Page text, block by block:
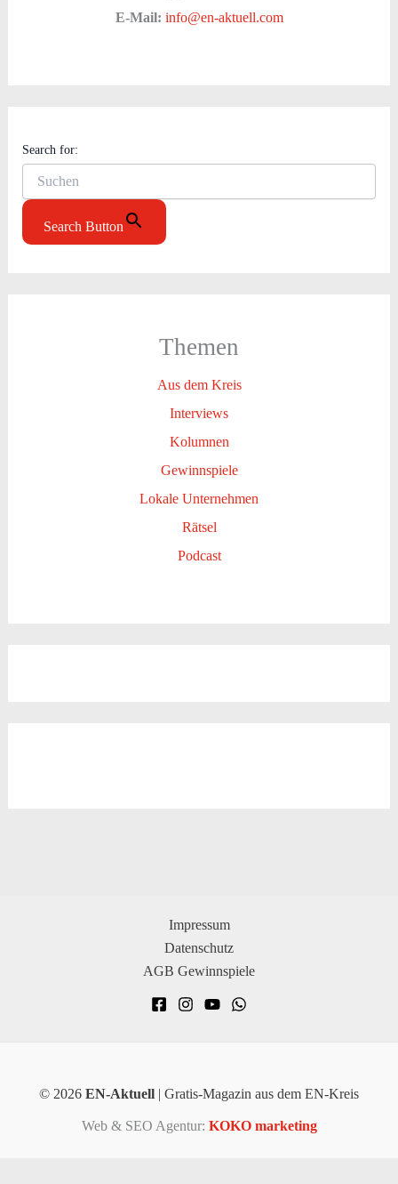
E-Mail: info@en-aktuell.com
Search for:
Search Button
Themen
Aus dem Kreis
Interviews
Kolumnen
Gewinnspiele
Lokale Unternehmen
Rätsel
Podcast
Impressum
Datenschutz
AGB Gewinnspiele
© 2026 EN-Aktuell | Gratis-Magazin aus dem EN-Kreis
Web & SEO Agentur: KOKO marketing